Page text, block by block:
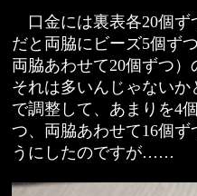
口金には裏表各20個ず
だと両脇にビーズ5個ず
両脇あわせて20個ずつ
それは多いんじゃない
で調整して、あまりを4
つ、両脇あわせて16個
うにしたのですが……